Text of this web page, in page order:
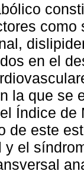
como
en el
la que se
Índice
de este
y el